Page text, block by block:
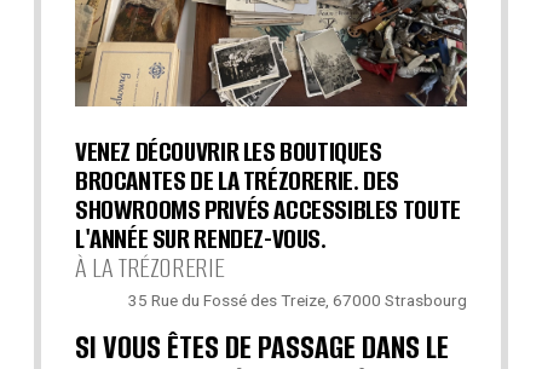
VENEZ DÉCOUVRIR LES BOUTIQUES
BROCANTES DE LA TRÉZORERIE. DES
SHOWROOMS PRIVÉS ACCESSIBLES TOUTE
L'ANNÉE SUR RENDEZ-VOUS.
À LA TRÉZORERIE
35 Rue du Fossé des Treize, 67000 Strasbourg
SI VOUS ÊTES DE PASSAGE DANS LE